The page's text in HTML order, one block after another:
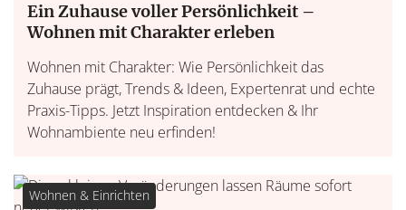
Ein Zuhause voller Persönlichkeit –
Wohnen mit Charakter erleben
Wohnen mit Charakter: Wie Persönlichkeit das
Zuhause prägt, Trends & Ideen, Expertenrat und echte
Praxis-Tipps. Jetzt Inspiration entdecken & Ihr
Wohnambiente neu erfinden!
Wohnen & Einrichten